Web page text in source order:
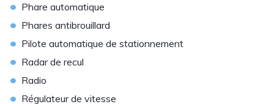
• Phare automatique
• Phares antibrouillard
• Pilote automatique de stationnement
• Radar de recul
• Radio
• Régulateur de vitesse